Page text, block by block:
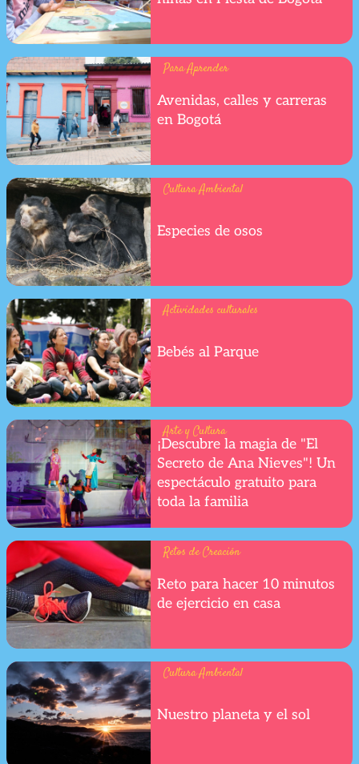
Para Aprender
Avenidas, calles y carreras
en Bogotá
Cultura Ambiental
Especies de osos
Actividades culturales
Bebés al Parque
Arte y Cultura
¡Descubre la magia de "El
Secreto de Ana Nieves"! Un
espectáculo gratuito para
toda la familia
Retos de Creación
Reto para hacer 10 minutos
de ejercicio en casa
Cultura Ambiental
Nuestro planeta y el sol